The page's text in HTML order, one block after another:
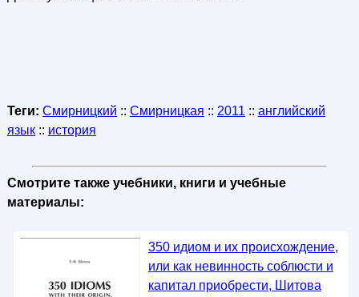
Теги: Смирницкий :: Смирницкая :: 2011 :: английский
язык:: история
Смотрите также учебники, книги и учебные
материалы:
350 идиом и их происхождение,
или как невинность соблюсти и
капитал приобрести, Шитова